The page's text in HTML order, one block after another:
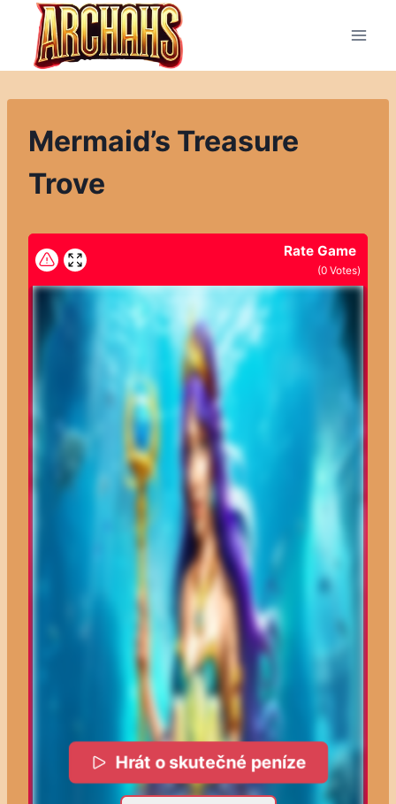
Přeskočit
obsah
Mermaid’s Treasure
Trove
Rate Game
(0 Votes)
Hrát o skutečné peníze